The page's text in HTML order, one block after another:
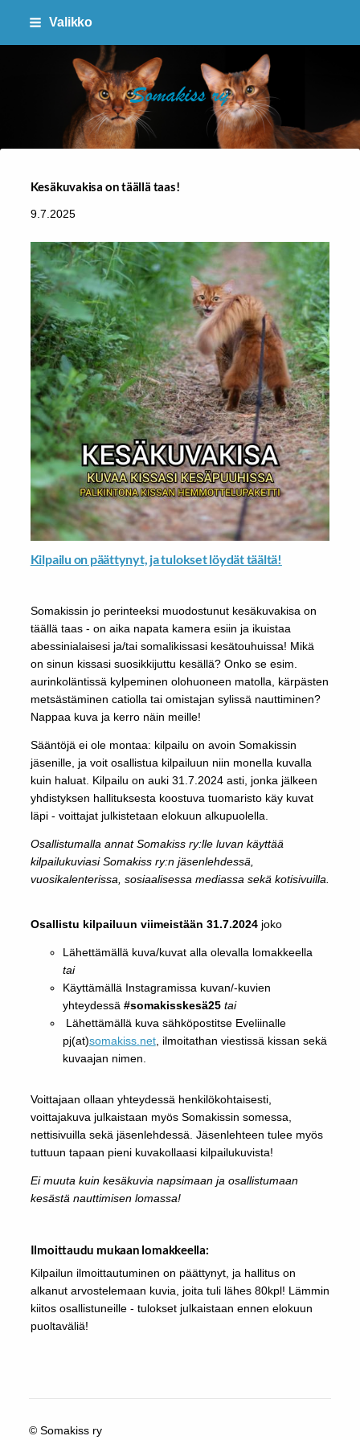
Siirry
Valikko
SOMAKISS RY
Kesäkuvakisa on täällä taas!
9.7.2025
Kilpailu on päättynyt, ja tulokset löydät täältä!
Somakissin jo perinteeksi muodostunut kesäkuvakisa on
täällä taas - on aika napata kamera esiin ja ikuistaa
abessinialaisesi ja/tai somalikissasi kesätouhuissa! Mikä
on sinun kissasi suosikkijuttu kesällä? Onko se esim.
aurinkoläntissä kylpeminen olohuoneen matolla, kärpästen
metsästäminen catiolla tai omistajan sylissä nauttiminen?
Nappaa kuva ja kerro näin meille!
Sääntöjä ei ole montaa: kilpailu on avoin Somakissin
jäsenille, ja voit osallistua kilpailuun niin monella kuvalla
kuin haluat. Kilpailu on auki 31.7.2024 asti, jonka jälkeen
yhdistyksen hallituksesta koostuva tuomaristo käy kuvat
läpi - voittajat julkistetaan elokuun alkupuolella.
Osallistumalla annat Somakiss ry:lle luvan käyttää
kilpailukuviasi Somakiss ry:n jäsenlehdessä,
vuosikalenterissa, sosiaalisessa mediassa sekä kotisivuilla.
Osallistu kilpailuun viimeistään 31.7.2024joko
Lähettämällä kuva/kuvat alla olevalla lomakkeella
tai
Käyttämällä Instagramissa kuvan/-kuvien
yhteydessä #somakisskesä25 tai
Lähettämällä kuva sähköpostitse Eveliinalle
pj(at)somakiss.net, ilmoitathan viestissä kissan sekä
kuvaajan nimen.
Voittajaan ollaan yhteydessä henkilökohtaisesti,
voittajakuva julkaistaan myös Somakissin somessa,
nettisivuilla sekä jäsenlehdessä. Jäsenlehteen tulee myös
tuttuun tapaan pieni kuvakollaasi kilpailukuvista!
Ei muuta kuin kesäkuvia napsimaan ja osallistumaan
kesästä nauttimisen lomassa!
Ilmoittaudu mukaan lomakkeella:
Kilpailun ilmoittautuminen on päättynyt, ja hallitus on
alkanut arvostelemaan kuvia, joita tuli lähes 80kpl! Lämmin
kiitos osallistuneille - tulokset julkaistaan ennen elokuun
puoltaväliä!
© Somakiss ry